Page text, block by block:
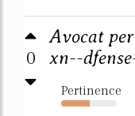
0
Avocat
xn--
Pertinence
52%